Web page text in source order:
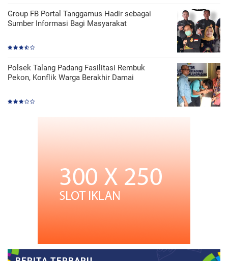
Group FB Portal Tanggamus Hadir sebagai
Sumber Informasi Bagi Masyarakat
Polsek Talang Padang Fasilitasi Rembuk
Pekon, Konflik Warga Berakhir Damai